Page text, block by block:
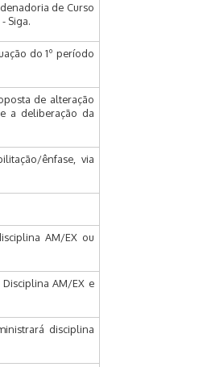
de Curso
Siga.
do 1º período
de alteração
a deliberação da
ênfase, via
AM/EX ou
AM/EX e
disciplina